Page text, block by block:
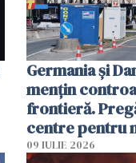
Germania și
mențin
frontieră.
centre pentru
respinși din UE
09 IULIE 2026